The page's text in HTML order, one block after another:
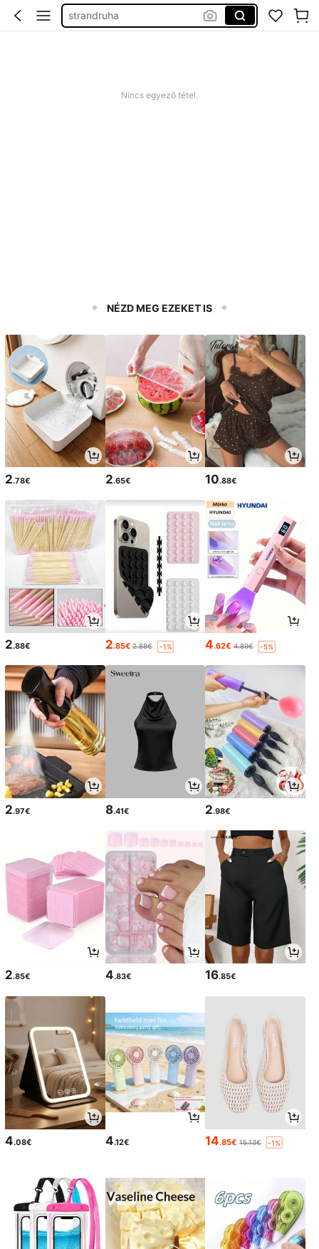
strandruha
Nincs egyező tétel.
NÉZD MEG EZEKET IS
2.78€ 2.65€ 10.88€
2.88€ 2.85€ 2.88€ -1% 4.62€ 4.89€ -5%
2.97€ 8.41€ 2.98€
2.85€ 4.83€ 16.85€
4.08€ 4.12€ 14.85€ 15.13€ -1%